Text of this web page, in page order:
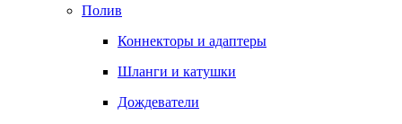
Полив
Коннекторы и адаптеры
Шланги и катушки
Дождеватели